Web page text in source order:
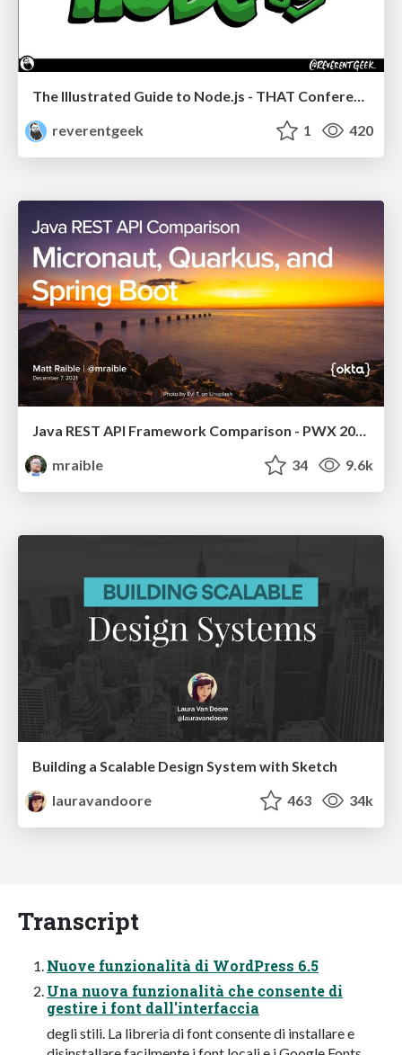
The Illustrated Guide to Node.js - THAT Conference 2024
reverentgeek
1 420
Java REST API Framework Comparison - PWX 2021
mraible
34 9.6k
Building a Scalable Design System with Sketch
lauravandoore
463 34k
Transcript
Nuove funzionalità di WordPress 6.5
Una nuova funzionalità che consente di
gestire i font dall'interfaccia
degli stili. La libreria di font consente di installare e